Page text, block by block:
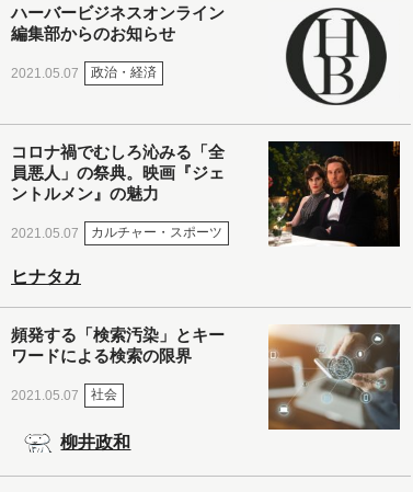
ハーバービジネスオンライン
編集部からのお知らせ
2021.05.07 政治・経済
コロナ禍でむしろ沁みる「全
員悪人」の祭典。映画『ジェ
ントルメン』の魅力
2021.05.07 カルチャー・スポーツ
ヒナタカ
頻発する「検索汚染」とキー
ワードによる検索の限界
2021.05.07 社会
柳井政和